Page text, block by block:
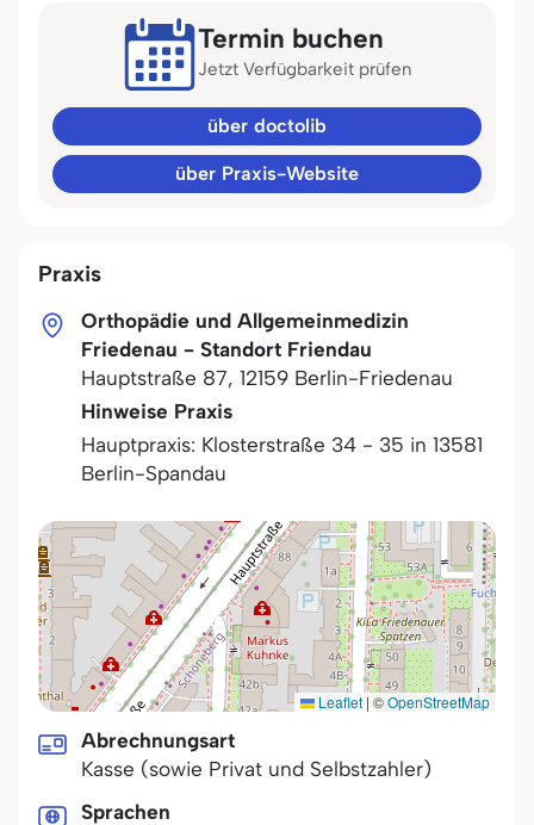
Praxis
Orthopädie und Allgemeinmedizin
Friedenau - Standort Friendau
Hauptstraße 87, 12159 Berlin-Friedenau
Hinweise Praxis
Hauptpraxis: Klosterstraße 34 - 35 in 13581
Berlin-Spandau
Leaflet | ©OpenStreetMap
Abrechnungsart
Kasse (sowie Privat und Selbstzahler)
Sprachen
Termin buchen
Jetzt Verfügbarkeit prüfen
über doctolib
über Praxis-Website